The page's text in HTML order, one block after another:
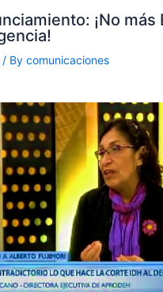
¡No más
/ By comunicaciones